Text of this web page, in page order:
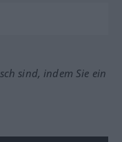
sind, indem Sie ein